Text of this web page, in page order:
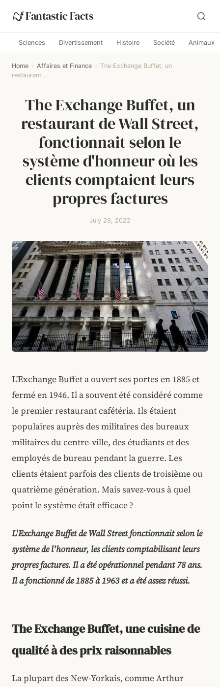
Fantastic Facts
Sciences Divertissement Histoire Société Animaux
Home › Affaires et Finance › The Exchange Buffet, un
restaurant...
The Exchange Buffet, un
restaurant de Wall Street,
fonctionnait selon le
système d'honneur où les
clients comptaient leurs
propres factures
July 29, 2022
L'Exchange Buffet a ouvert ses portes en 1885 et
fermé en 1946. Il a souvent été considéré comme
le premier restaurant cafétéria. Ils étaient
populaires auprès des militaires des bureaux
militaires du centre-ville, des étudiants et des
employés de bureau pendant la guerre. Les
clients étaient parfois des clients de troisième ou
quatrième génération. Mais savez-vous à quel
point le système était efficace ?
L'Exchange Buffet de Wall Street fonctionnait selon le
système de l'honneur, les clients comptabilisant leurs
propres factures. Il a été opérationnel pendant 78 ans.
Il a fonctionné de 1885 à 1963 et a été assez réussi.
The Exchange Buffet, une cuisine de
qualité à des prix raisonnables
La plupart des New-Yorkais, comme Arthur